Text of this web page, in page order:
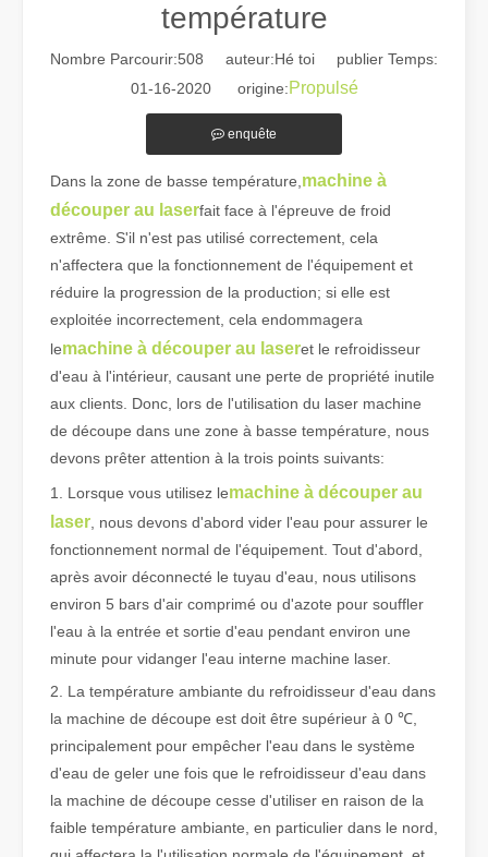
Guide 2026 : Comment les machines de découpe de tubes au
Qu'est-ce que la découpe laser de tubes ?
La découpe laser de tubes est une technologie clé dans une
Comment choisir votre partenaire de travail : machine de découpe laser
La découpe laser du métal est une méthode de précision
température
Nombre Parcourir:508 auteur:Hé toi publier Temps:
01-16-2020 origine:Propulsé
enquête
Dans la zone de basse température, machine à
découper au laserfait face à l'épreuve de froid
extrême. S'il n'est pas utilisé correctement, cela
n'affectera que la fonctionnement de l'équipement et
réduire la progression de la production; si elle est
exploitée incorrectement, cela endommagera
lemachine à découper au laseret le refroidisseur
d'eau à l'intérieur, causant une perte de propriété inutile
aux clients. Donc, lors de l'utilisation du laser machine
de découpe dans une zone à basse température, nous
devons prêter attention à la trois points suivants:
1. Lorsque vous utilisez lemachine à découper au
laser , nous devons d'abord vider l'eau pour assurer le
fonctionnement normal de l'équipement. Tout d'abord,
après avoir déconnecté le tuyau d'eau, nous utilisons
environ 5 bars d'air comprimé ou d'azote pour souffler
l'eau à la entrée et sortie d'eau pendant environ une
minute pour vidanger l'eau interne machine laser.
2. La température ambiante du refroidisseur d'eau dans
la machine de découpe est doit être supérieur à 0 ℃,
principalement pour empêcher l'eau dans le système
d'eau de geler une fois que le refroidisseur d'eau dans
la machine de découpe cesse d'utiliser en raison de la
faible température ambiante, en particulier dans le nord,